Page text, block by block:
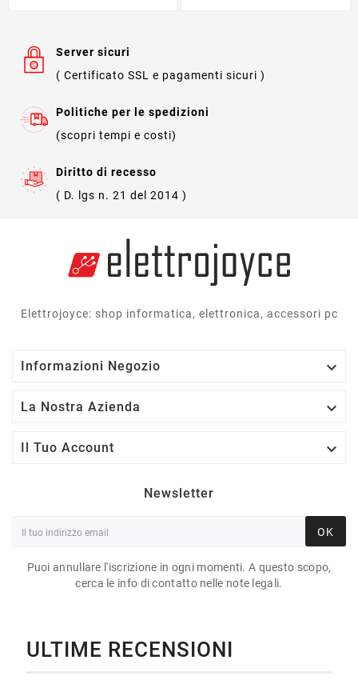
Server sicuri
( Certificato SSL e pagamenti sicuri )
Politiche per le spedizioni
(scopri tempi e costi)
Diritto di recesso
( D. lgs n. 21 del 2014 )
Elettrojoyce: shop informatica, elettronica, accessori pc
Informazioni Negozio 
La Nostra Azienda 
Il Tuo Account 
Newsletter
OK
Puoi annullare l'iscrizione in ogni momenti. A questo scopo,
cerca le info di contatto nelle note legali.
ULTIME RECENSIONI